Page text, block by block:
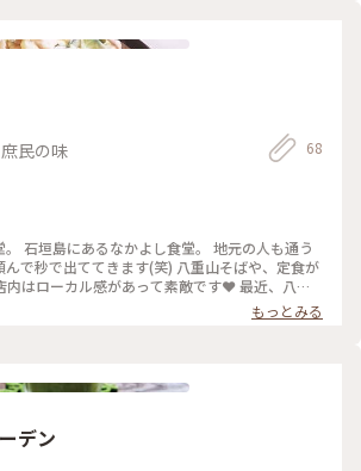
民の味 68
。 石垣島にあるなかよし食堂。 地元の人も通う
んで秒で出ててきます(笑) 八重山そばや、定食が
内はローカル感があって素敵です❤️ 最近、八重
たくて禁断症状気味。。。😑 沖縄本島、宮古
そばの食べ比べもおもしろいです✨ #石垣島#グ
もっとみる
デン